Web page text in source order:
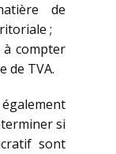
de
;
à compter
de TVA.
si
sont